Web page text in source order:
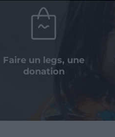
Faire un legs, une
donation